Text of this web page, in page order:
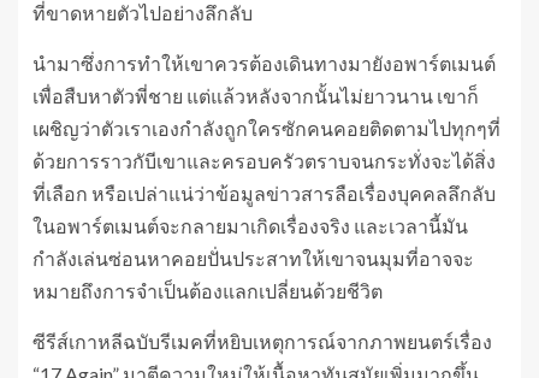
ที่ขาดหายตัวไปอย่างลึกลับ
นำมาซึ่งการทำให้เขาควรต้องเดินทางมายังอพาร์ตเมนต์
เพื่อสืบหาตัวพี่ชาย แต่แล้วหลังจากนั้นไม่ยาวนาน เขาก็
เผชิญว่าตัวเราเองกำลังถูกใครซักคนคอยติดตามไปทุกๆที่
ด้วยการราวกับีเขาและครอบครัวตราบจนกระทั่งจะได้สิ่ง
ที่เลือก หรือเปล่าแน่ว่าข้อมูลข่าวสารลือเรื่องบุคคลลึกลับ
ในอพาร์ตเมนต์จะกลายมาเกิดเรื่องจริง และเวลานี้มัน
กำลังเล่นซ่อนหาคอยปั่นประสาทให้เขาจนมุมที่อาจจะ
หมายถึงการจำเป็นต้องแลกเปลี่ยนด้วยชีวิต
ซีรีส์เกาหลีฉบับรีเมคที่หยิบเหตุการณ์จากภาพยนตร์เรื่อง